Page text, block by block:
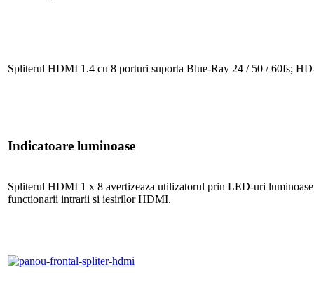
Spliterul HDMI 1.4 cu 8 porturi suporta Blue-Ray 24 / 50 / 60fs;
Indicatoare luminoase
Spliterul HDMI 1 x 8 avertizeaza utilizatorul prin LED-uri luminoase
functionarii intrarii si iesirilor HDMI.